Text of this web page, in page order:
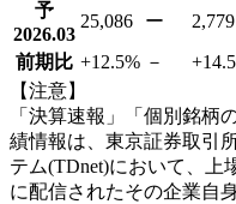
予
2026.03
25,086 ー 2,779
前期比 +12.5% － +14.5
【注意】
「決算速報」「個別銘柄
績情報は、東京証券取引
テム(TDnet)において、上
に配信されたその企業自